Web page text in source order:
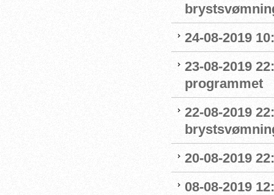
24-08-2019
23-08-2019
programmet
22-08-2019
20-08-2019
08-08-2019